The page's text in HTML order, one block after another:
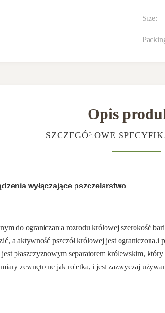
Size:
Opis
SZCZEGÓŁOWE
wyłączające pszczelarstwo
do ograniczania rozrodu królowej.szerokość
a aktywność pszczół królowej jest
płaszczyznowym separatorem królewskim,
zewnętrzne jak roletka, i jest zazwyczaj